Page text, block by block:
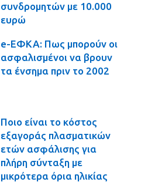
συνδρομητών με 10.000
ευρώ
e-ΕΦΚΑ: Πως μπορούν οι
ασφαλισμένοι να βρουν
τα ένσημα πριν το 2002
Ποιο είναι το κόστος
εξαγοράς πλασματικών
ετών ασφάλισης για
πλήρη σύνταξη με
μικρότερα όρια ηλικίας